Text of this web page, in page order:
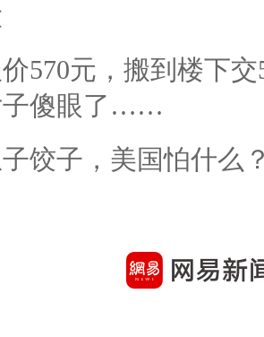
570元，搬到楼下
子傻眼了……
饺子，美国怕什么